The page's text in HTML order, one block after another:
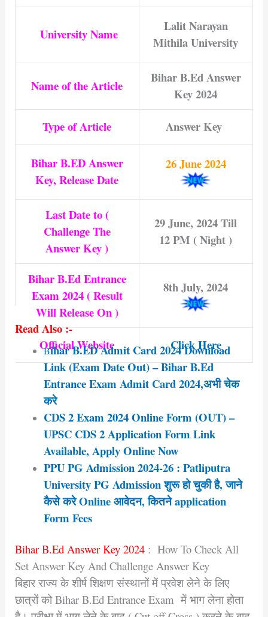
University Name
Lalit Narayan
Mithila University
Name of the Article
Bihar B.Ed Answer
Key 2024
Type of Article
Answer Key
Bihar B.ED Answer
Key, Release Date
26 June 2024
Last Date to (
Challenge The
Answer Key )
29 June, 2024 Till
12 PM ( Night )
Bihar B.Ed Entrance
Exam 2024 ( Result
Will Release On )
8th July, 2024
Official Website Click Here
Read Also :-
Bihar B.ED Admit Card 2024 Download
Link (Exam Date Out) – Bihar B.Ed
Entrance Exam Admit Card 2024,अभी चेक
करे
CDS 2 Exam 2024 Online Form (OUT) –
UPSC CDS 2 Application Form Link
Available, Apply Online Now
PPU PG Admission 2024-26 : Patliputra
University PG Admission शुरू हो चुकी है, जाने
कैसे करे Online आवेदन, कितने application
Form Fees
Bihar B.Ed Answer Key 2024: How To Check All
Set Answer Key And Challenge Answer Key
बिहार राज्य के शीर्ष शिक्षण संस्थानों में प्रवेश लेने के लिए
छात्रों को Bihar B.Ed Entrance Exam में भाग लेना होता